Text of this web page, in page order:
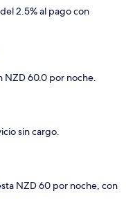
2.5% al pago con
NZD 60.0 por noche.
sin cargo.
NZD 60 por noche, con